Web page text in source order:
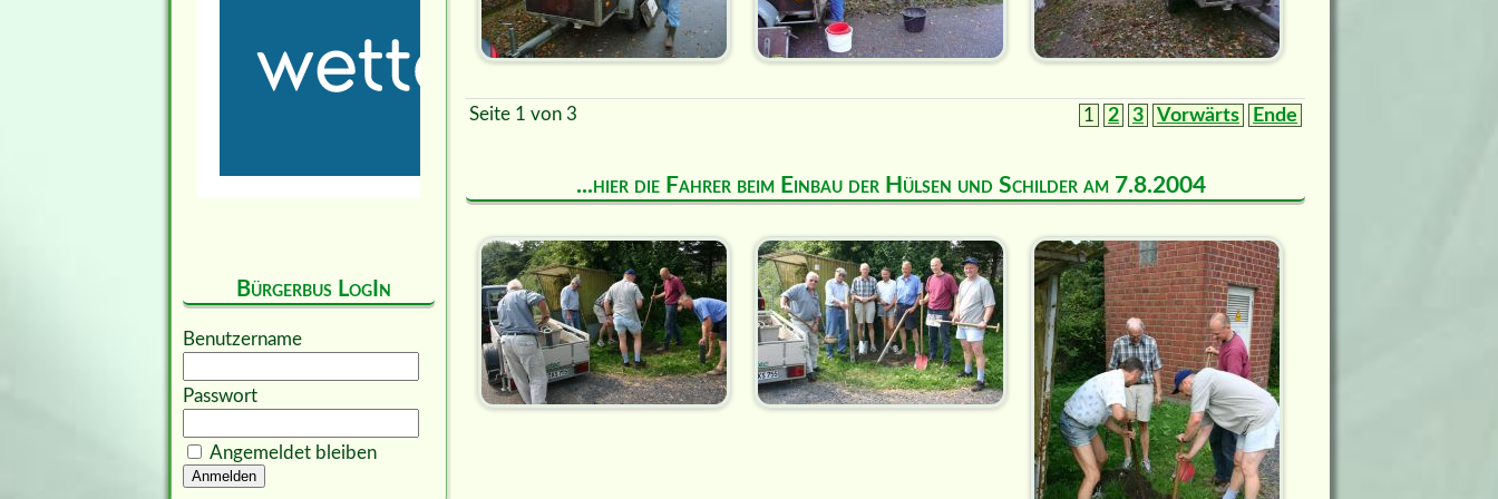
Seite 1 von 3 1 2 3 Vorwärts Ende
...hier die Fahrer beim Einbau der Hülsen und Schilder am 7.8.2004
Bürgerbus LogIn
Benutzername
Passwort
Angemeldet bleiben
Anmelden